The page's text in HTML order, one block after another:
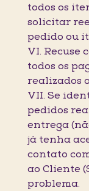
todos os
solicitar
pedido ou
VI. Recuse
todos os
realizados
VII. Se
pedidos
entrega
já tenha
contato
ao Cliente
problema.